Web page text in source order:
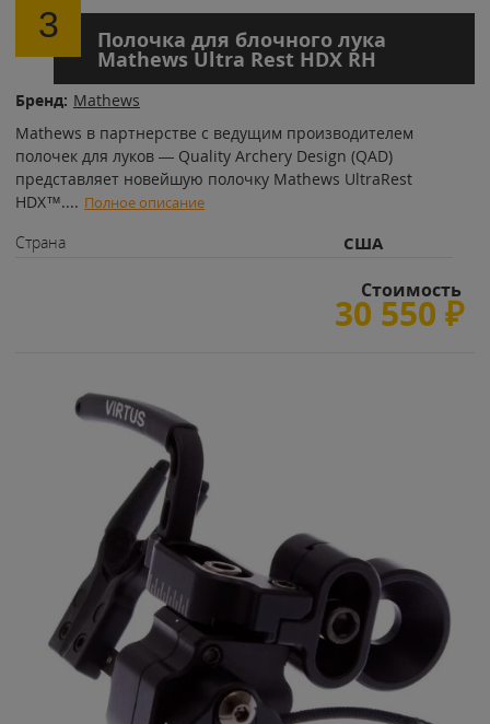
3 Полочка для блочного лука
Mathews Ultra Rest HDX RH
Бренд: Mathews
​Mathews в партнерстве с ведущим производителем
полочек для луков — Quality Archery Design (QAD)
представляет новейшую полочку Mathews UltraRest
HDX™.... Полное описание
Страна США
Стоимость
30 550 ₽